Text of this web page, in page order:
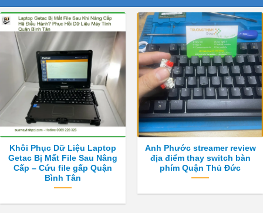
Khôi Phục Dữ Liệu Laptop
Getac Bị Mất File Sau Nâng
Cấp – Cứu file gấp Quận
Bình Tân
Anh Phước streamer review
địa điểm thay switch bàn
phím Quận Thủ Đức